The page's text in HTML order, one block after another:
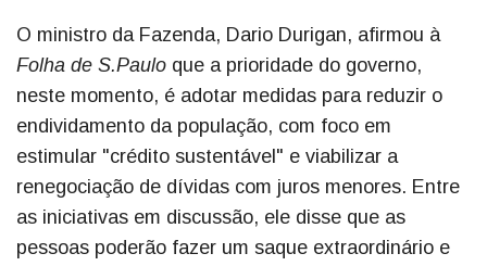
O ministro da Fazenda, Dario Durigan, afirmou à
Folha de S.Paulo que a prioridade do governo,
neste momento, é adotar medidas para reduzir o
endividamento da população, com foco em
estimular "crédito sustentável" e viabilizar a
renegociação de dívidas com juros menores. Entre
as iniciativas em discussão, ele disse que as
pessoas poderão fazer um saque extraordinário e